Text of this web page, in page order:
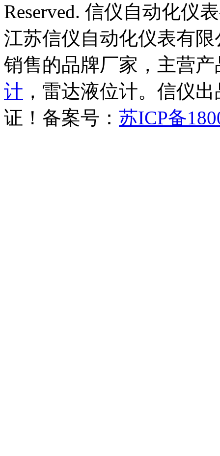
Reserved. 信仪自动化仪
江苏信仪自动化仪表有
销售的品牌厂家，主营产
计 ，雷达液位计。信仪
证！备案号： 苏ICP备